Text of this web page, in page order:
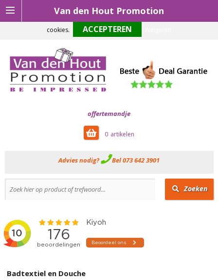
Van den Hout Promotion
offertemandje
0
Advies nodig? Bel 073 642 3901
Zoeken
Badtextiel en Douche
Om onze website optimaal te laten functioneren maken wij gebruik van
cookies.